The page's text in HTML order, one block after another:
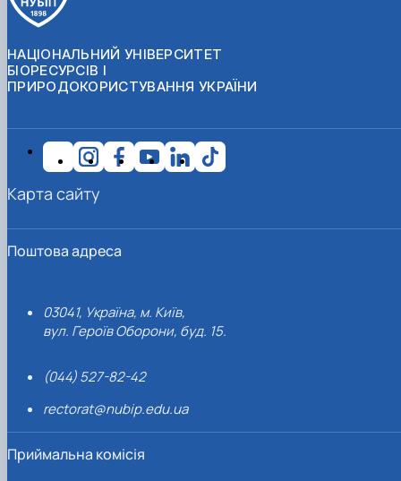
НАЦІОНАЛЬНИЙ УНІВЕРСИТЕТ
БІОРЕСУРСІВ І
ПРИРОДОКОРИСТУВАННЯ УКРАЇНИ
Поштова адреса
03041, Україна, м. Київ,
вул. Героїв Оборони, буд. 15.
(044) 527-82-42
rectorat@nubip.edu.ua
Приймальна комісія
Карта сайту